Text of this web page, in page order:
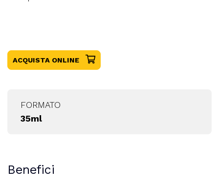
ACQUISTA ONLINE
FORMATO
35ml
Benefici